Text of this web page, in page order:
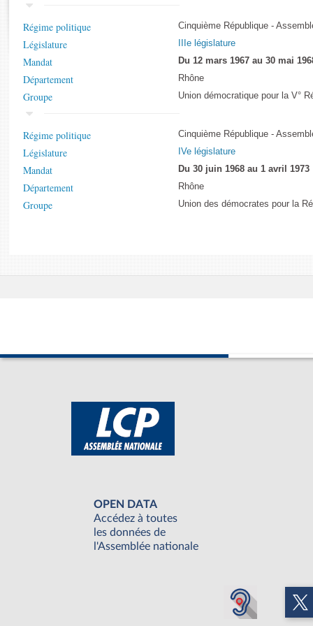
Dossiers législatifs
Régime politique Cinquième République -
Législature IIIe législature
Mandat Du 12 mars 1967 au 30 mai
Département Rhône
Groupe Union démocratique pour la V°
Régime politique Cinquième République -
Législature IVe législature
Mandat Du 30 juin 1968 au 1 avril 1973
Département Rhône
Groupe Union des démocrates pour la
OPEN DATA
Accédez à toutes
les données de
l'Assemblée nationale